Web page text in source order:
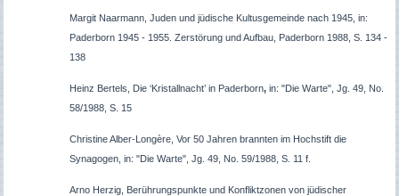
Margit Naarmann, Juden und jüdische Kultusgemeinde nach 1945, in:
Paderborn 1945 - 1955. Zerstörung und Aufbau, Paderborn 1988, S. 134 -
138
Heinz Bertels, Die ‘Kristallnacht’ in Paderborn, in: "Die Warte", Jg. 49, No.
58/1988, S. 15
Christine Alber-Longère, Vor 50 Jahren brannten im Hochstift die
Synagogen, in: "Die Warte", Jg. 49, No. 59/1988, S. 11 f.
Arno Herzig, Berührungspunkte und Konfliktzonen von jüdischer